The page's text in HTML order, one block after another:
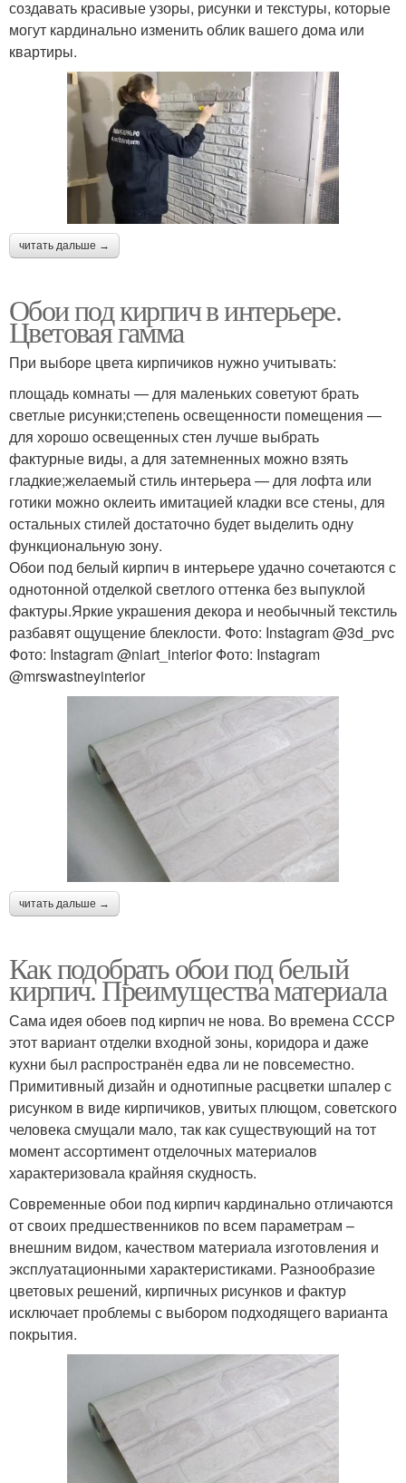
создавать красивые узоры, рисунки и текстуры, которые
могут кардинально изменить облик вашего дома или
квартиры.
читать дальше →
Обои под кирпич в интерьере.
Цветовая гамма
При выборе цвета кирпичиков нужно учитывать:
площадь комнаты — для маленьких советуют брать
светлые рисунки;степень освещенности помещения —
для хорошо освещенных стен лучше выбрать
фактурные виды, а для затемненных можно взять
гладкие;желаемый стиль интерьера — для лофта или
готики можно оклеить имитацией кладки все стены, для
остальных стилей достаточно будет выделить одну
функциональную зону.
Обои под белый кирпич в интерьере удачно сочетаются с
однотонной отделкой светлого оттенка без выпуклой
фактуры.Яркие украшения декора и необычный текстиль
разбавят ощущение блеклости. Фото: Instagram @3d_pvc
Фото: Instagram @niart_interior Фото: Instagram
@mrswastneyinterior
читать дальше →
Как подобрать обои под белый
кирпич. Преимущества материала
Сама идея обоев под кирпич не нова. Во времена СССР
этот вариант отделки входной зоны, коридора и даже
кухни был распространён едва ли не повсеместно.
Примитивный дизайн и однотипные расцветки шпалер с
рисунком в виде кирпичиков, увитых плющом, советского
человека смущали мало, так как существующий на тот
момент ассортимент отделочных материалов
характеризовала крайняя скудность.
Современные обои под кирпич кардинально отличаются
от своих предшественников по всем параметрам –
внешним видом, качеством материала изготовления и
эксплуатационными характеристиками. Разнообразие
цветовых решений, кирпичных рисунков и фактур
исключает проблемы с выбором подходящего варианта
покрытия.